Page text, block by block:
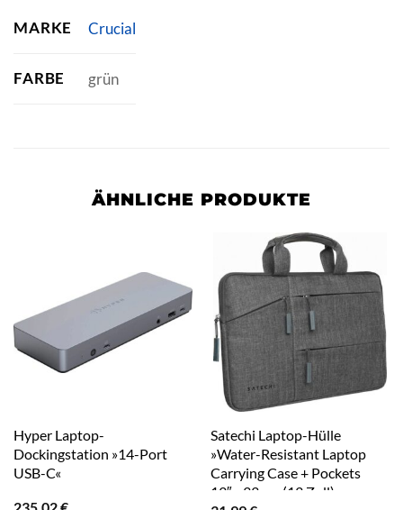
MARKE Crucial
FARBE grün
ÄHNLICHE PRODUKTE
Hyper Laptop-
Dockingstation »14-Port
USB-C«
Satechi Laptop-Hülle
»Water-Resistant Laptop
Carrying Case + Pockets
13″«, 33 cm (13 Zoll)